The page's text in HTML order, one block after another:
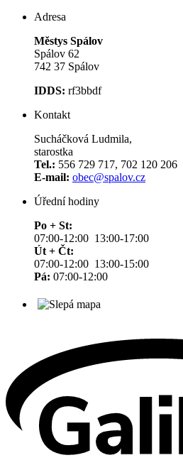
Adresa
Městys Spálov
Spálov 62
742 37 Spálov
IDDS: rf3bbdf
Kontakt
Sucháčková Ludmila,
starostka
Tel.: 556 729 717, 702 120 206
E-mail: obec@spalov.cz
Úřední hodiny
Po + St:
07:00-12:00 13:00-17:00
Út + Čt:
07:00-12:00 13:00-15:00
Pá: 07:00-12:00